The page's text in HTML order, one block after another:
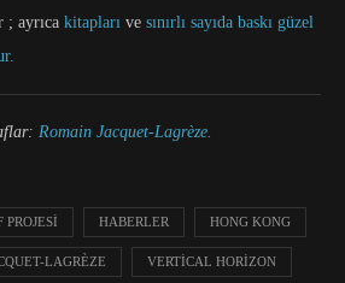
; ayrıca kitapları ve sınırlı sayıda baskı güzel
Romain Jacquet-Lagrèze.
PROJESI HABERLER HONG KONG
LAGRÈZE VERTICAL HORIZON